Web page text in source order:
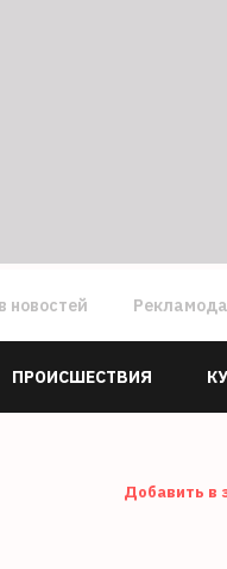
новостей
ПРОИСШЕСТВИЯ
Добавить в